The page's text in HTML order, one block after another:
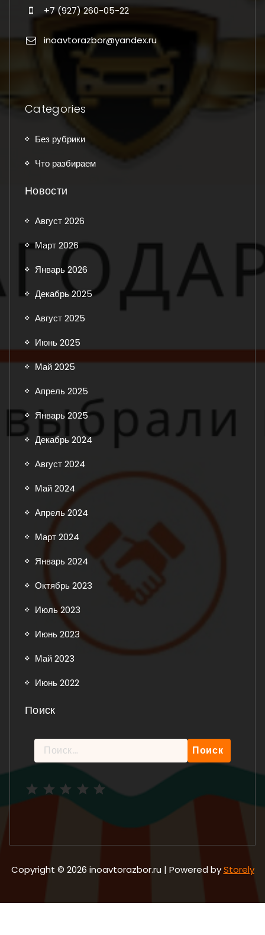
+7 (927) 260-05-22
inoavtorazbor@yandex.ru
Categories
Без рубрики
Что разбираем
Новости
Август 2026
Март 2026
Январь 2026
Декабрь 2025
Август 2025
Июнь 2025
Май 2025
Апрель 2025
Январь 2025
Декабрь 2024
Август 2024
Май 2024
Апрель 2024
Март 2024
Январь 2024
Октябрь 2023
Июль 2023
Июнь 2023
Май 2023
Июнь 2022
Поиск
Найти:
Copyright © 2026 inoavtorazbor.ru | Powered byStorely